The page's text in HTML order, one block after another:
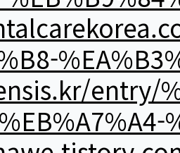
entry/